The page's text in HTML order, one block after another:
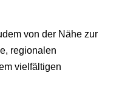
von der Nähe zur
regionalen
vielfältigen